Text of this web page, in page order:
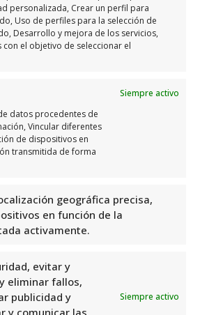
personalizada, Crear un perfil para
Uso de perfiles para la selección de
Desarrollo y mejora de los servicios,
el objetivo de seleccionar el
Siempre activo
datos procedentes de
Vincular diferentes
de dispositivos en
transmitida de forma
geográfica precisa,
en función de la
activamente.
evitar y
eliminar fallos,
publicidad y
y comunicar las
Siempre activo
juguetería ubicada en Av.
2, 03300 Orihuela,
Con una valoración de 2,9
para todas las edades.
para encontrar regalos
con un personal amable
a encontrar el
seguro disfrutarás!
de los mejores
una amplia gama de
para todas las edades y
personalizado y